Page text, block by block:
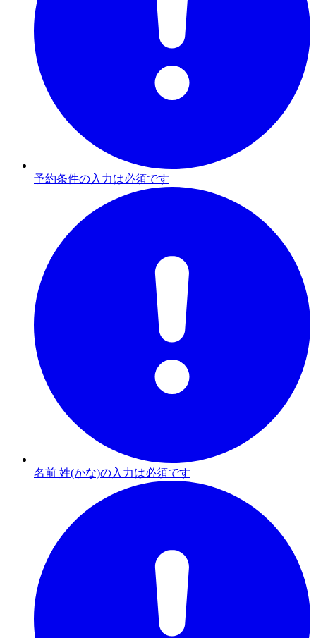
予約条件の入力は必須です
名前 姓(かな)の入力は必須です